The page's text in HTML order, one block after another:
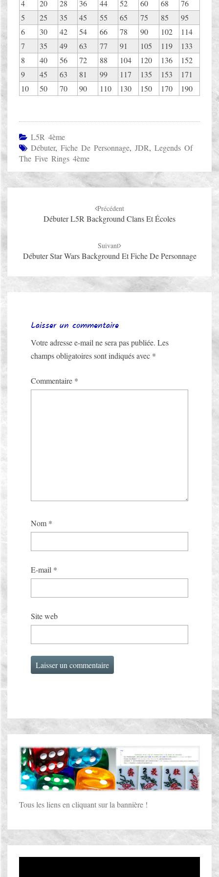
4 20 28 36 44 52 60 68
76
5
25 35 45 55 65 75 85
95
6
30 42 54 66 78 90 102
114
7
35 49 63 77 91 105 119
133
8
40 56 72 88 104 120 136
152
9
45 63 81 99 117 135 153
171
10
50 70 90 110 130 150 170 190
L5R 4ème
Débuter, Fiche De Personnage, JDR, Legends Of
The Five Rings 4ème
Précédent
Débuter L5R Background Clans Et Écoles
Suivant
Débuter Star Wars Background Et Fiche De Personnage
Laisser un commentaire
Votre adresse e-mail ne sera pas publiée. Les
champs obligatoires sont indiqués avec *
Commentaire *
Nom *
E-mail *
Site web
Tous les liens en cliquant sur la bannière !